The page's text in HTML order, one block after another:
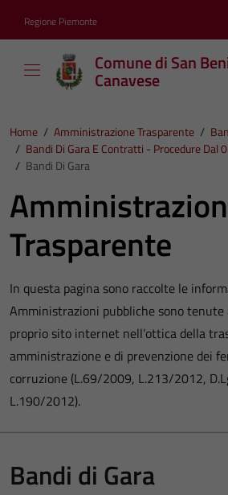
Regione Piemonte
Comune di San
Canavese
Home / Amministrazione Trasparente /
/ Bandi Di Gara E Contratti - Procedure
/ Bandi Di Gara
Trasparente
In questa pagina sono raccolte le
Amministrazioni pubbliche sono tenute
proprio sito internet nell’ottica della
amministrazione e di prevenzione dei
corruzione (L.69/2009, L.213/2012,
L.190/2012).
Bandi di Gara